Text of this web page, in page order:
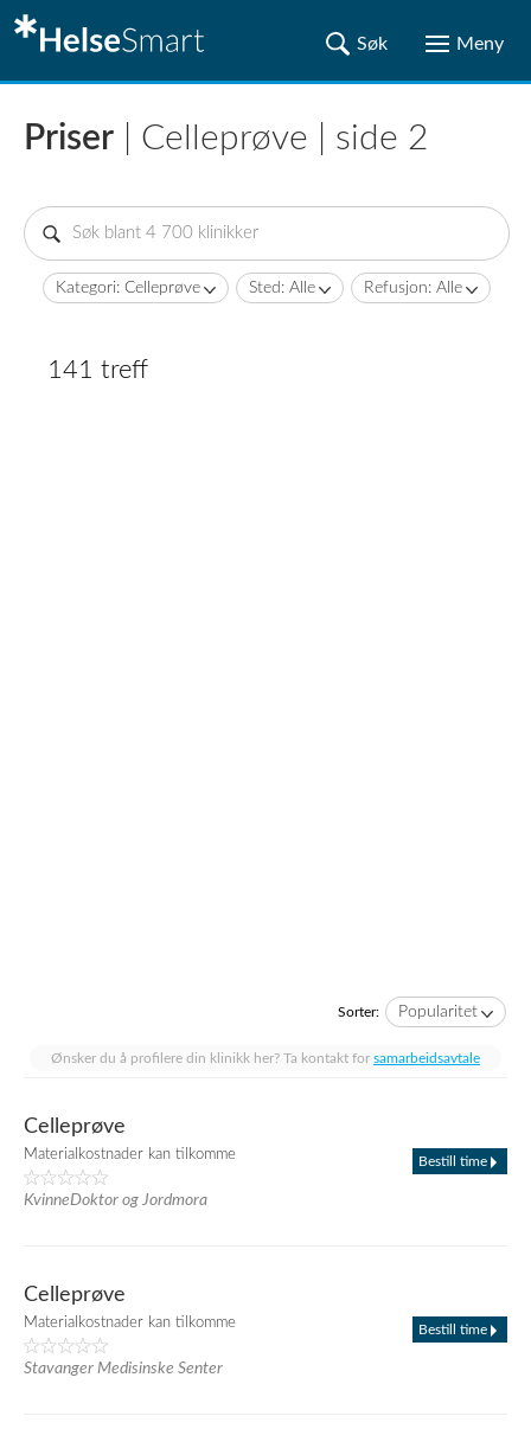
Priser | Celleprøve | side 2
Kategori: Celleprøve Sted: Alle Refusjon: Alle
141 treff
Sorter: Popularitet
Ønsker du å profilere din klinikk her? Ta kontakt for samarbeidsavtale
Celleprøve
Materialkostnader kan tilkomme
KvinneDoktor og Jordmora
Bestill time
Celleprøve
Materialkostnader kan tilkomme
Stavanger Medisinske Senter
Bestill time